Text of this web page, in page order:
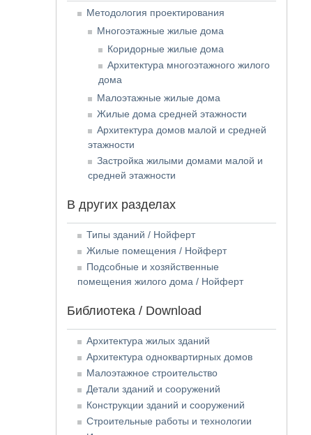
Методология проектирования
Многоэтажные жилые дома
Коридорные жилые дома
Архитектура многоэтажного жилого
дома
Малоэтажные жилые дома
Жилые дома средней этажности
Архитектура домов малой и средней
этажности
Застройка жилыми домами малой и
средней этажности
В других разделах
Типы зданий / Нойферт
Жилые помещения / Нойферт
Подсобные и хозяйственные
помещения жилого дома / Нойферт
Библиотека / Download
Архитектура жилых зданий
Архитектура одноквартирных домов
Малоэтажное строительство
Детали зданий и сооружений
Конструкции зданий и сооружений
Строительные работы и технологии